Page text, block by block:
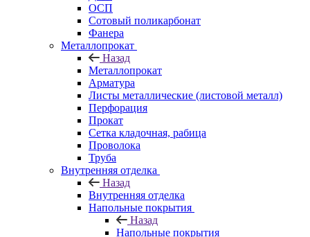
ОСП
Сотовый поликарбонат
Фанера
Металлопрокат
Назад
Металлопрокат
Арматура
Листы металлические (листовой металл)
Перфорация
Прокат
Сетка кладочная, рабица
Проволока
Труба
Внутренняя отделка
Назад
Внутренняя отделка
Напольные покрытия
Назад
Напольные покрытия